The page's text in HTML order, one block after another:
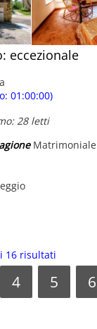
eccezionale
01:00:00)
28 letti
Matrimoniale
16 risultati
4 5 6